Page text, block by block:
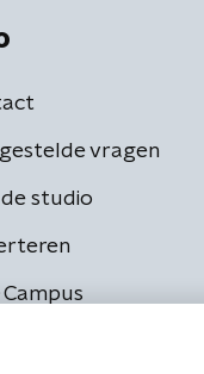
vragen
studio
Campus